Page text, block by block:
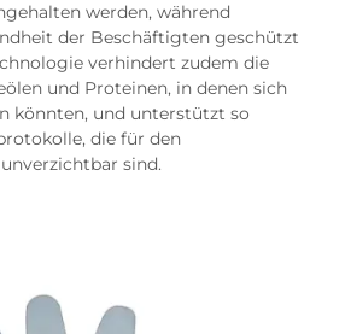
werden, während
der Beschäftigten geschützt
verhindert zudem die
und Proteinen, in denen sich
könnten, und unterstützt so
die für den
sind.